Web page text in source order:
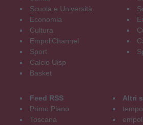
Scuola e Università
Economia
Cultura
EmpoliChannel
Sport
Calcio Uisp
Basket
Feed RSS
Primo Piano
Toscana
Altri